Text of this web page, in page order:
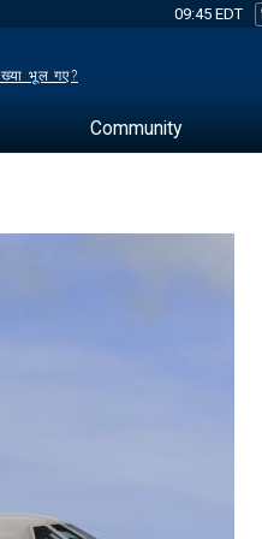
09:45 EDT
भूल गए?
Community